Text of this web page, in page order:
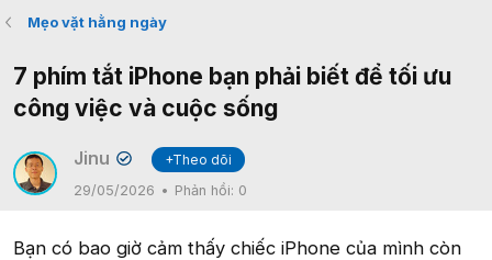
Mẹo vặt hằng ngày
7 phím tắt iPhone bạn phải biết để tối ưu
công việc và cuộc sống
Jinu ✔
+Theo dõi
29/05/2026
Phản hồi: 0
Bạn có bao giờ cảm thấy chiếc iPhone của mình còn